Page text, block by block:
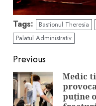
Tags: Bastionul Theresia
Palatul Administrativ
Continue
Reading
Previous
Medic
puține